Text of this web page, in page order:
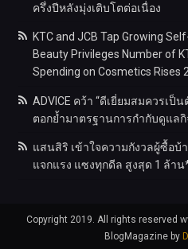
ครึ่งปีหลังมุ่งเติบโตต่อเนื่อง
KTC and JCB Tap Growing
Beauty Privileges Number of
Spending on Cosmetics Rises
ADVICE คว้า “ดีเยี่ยมสมควรเป็
ตอกย้ำมาตรฐานการกำกับดูแล
แสนสิริ เข้าใจความกังวลผู้ซื้อบ้
แจกแรง แซงทุกดีล สูงสุด 1 ล้าน
Copyright 2019. All rights reserved
BlogMagazine by